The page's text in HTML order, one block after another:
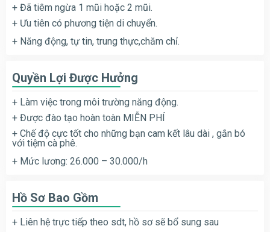
+ Đã tiêm ngừa 1 mũi hoặc 2 mũi.
+ Ưu tiên có phương tiện di chuyển.
+ Năng động, tự tin, trung thực,chăm chỉ.
Quyền Lợi Được Hưởng
+ Làm việc trong môi trường năng động.
+ Được đào tạo hoàn toàn MIỄN PHÍ
+ Chế độ cực tốt cho những bạn cam kết lâu dài , gắn bó
với tiệm cà phê.
+ Mức lương: 26.000 – 30.000/h
Hồ Sơ Bao Gồm
+ Liên hệ trực tiếp theo sdt, hồ sơ sẽ bổ sung sau